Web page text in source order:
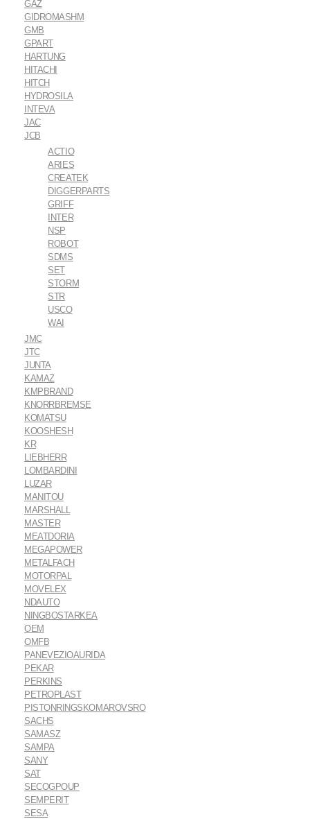
GAZ
GIDROMASHM
GMB
GPART
HARTUNG
HITACHI
HITCH
HYDROSILA
INTEVA
JAC
JCB
ACTIO
ARIES
CREATEK
DIGGERPARTS
GRIFF
INTER
NSP
ROBOT
SDMS
SET
STORM
STR
USCO
WAI
JMC
JTC
JUNTA
KAMAZ
KMPBRAND
KNORRBREMSE
KOMATSU
KOOSHESH
KR
LIEBHERR
LOMBARDINI
LUZAR
MANITOU
MARSHALL
MASTER
MEATDORIA
MEGAPOWER
METALFACH
MOTORPAL
MOVELEX
NDAUTO
NINGBOSTARKEA
OEM
OMFB
PANEVEZIOAURIDA
PEKAR
PERKINS
PETROPLAST
PISTONRINGSKOMAROVSRO
SACHS
SAMASZ
SAMPA
SANY
SAT
SECOGPOUP
SEMPERIT
SESA